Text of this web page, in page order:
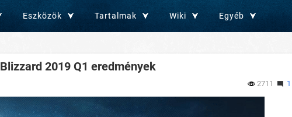
Eszközök Tartalmak Wiki Egyéb
Blizzard 2019 Q1 eredmények
2711 1